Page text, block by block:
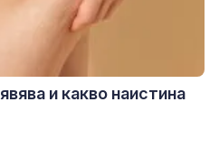
и какво наистина